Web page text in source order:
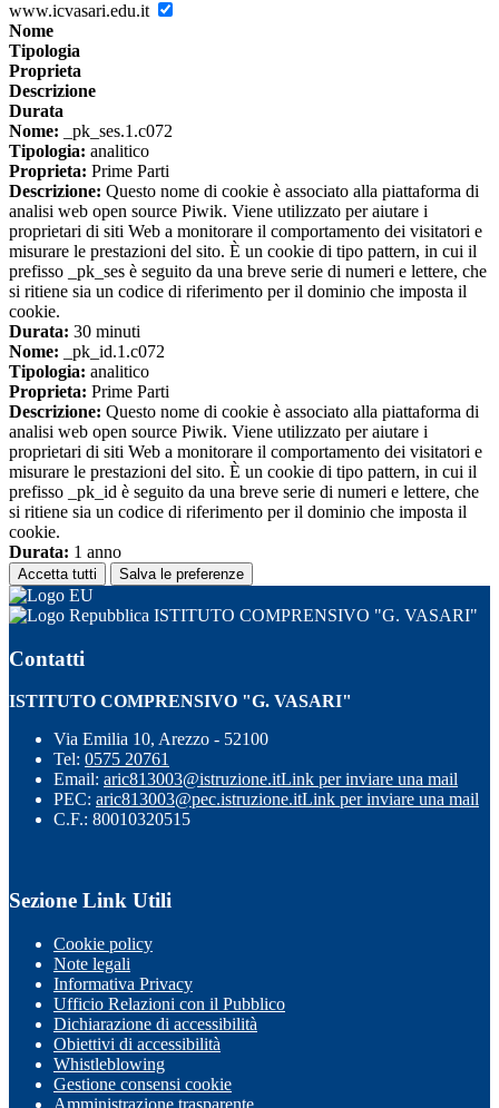
www.icvasari.edu.it
Nome
Tipologia
Proprieta
Descrizione
Durata
Nome: _pk_ses.1.c072
Tipologia: analitico
Proprieta: Prime Parti
Descrizione: Questo nome di cookie è associato alla piattaforma di
analisi web open source Piwik. Viene utilizzato per aiutare i
proprietari di siti Web a monitorare il comportamento dei visitatori e
misurare le prestazioni del sito. È un cookie di tipo pattern, in cui il
prefisso _pk_ses è seguito da una breve serie di numeri e lettere, che
si ritiene sia un codice di riferimento per il dominio che imposta il
cookie.
Durata: 30 minuti
Nome: _pk_id.1.c072
Tipologia: analitico
Proprieta: Prime Parti
Descrizione: Questo nome di cookie è associato alla piattaforma di
analisi web open source Piwik. Viene utilizzato per aiutare i
proprietari di siti Web a monitorare il comportamento dei visitatori e
misurare le prestazioni del sito. È un cookie di tipo pattern, in cui il
prefisso _pk_id è seguito da una breve serie di numeri e lettere, che
si ritiene sia un codice di riferimento per il dominio che imposta il
cookie.
Durata: 1 anno
Accetta tutti Salva le preferenze
ISTITUTO COMPRENSIVO "G. VASARI"
Contatti
ISTITUTO COMPRENSIVO "G. VASARI"
Via Emilia 10, Arezzo - 52100
Tel: 0575 20761
Email: aric813003@istruzione.itLink per inviare una mail
PEC: aric813003@pec.istruzione.itLink per inviare una mail
C.F.: 80010320515
Sezione Link Utili
Cookie policy
Note legali
Informativa Privacy
Ufficio Relazioni con il Pubblico
Dichiarazione di accessibilità
Obiettivi di accessibilità
Whistleblowing
Gestione consensi cookie
Amministrazione trasparente